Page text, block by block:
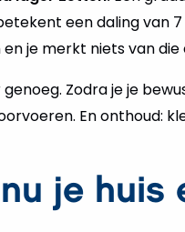
een daling van
je merkt niets van
genoeg. Zodra je je
En onthoud:
je huis